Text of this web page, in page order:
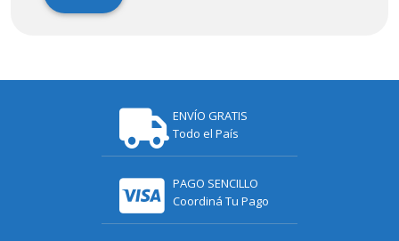
ENVÍO GRATIS
Todo el País
PAGO SENCILLO
Coordiná Tu Pago